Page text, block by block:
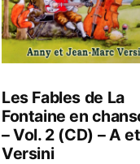
Les Fables de La
Fontaine en
– Vol. 2 (CD) – A
Versini